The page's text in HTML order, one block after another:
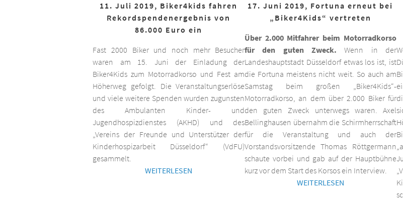
11. Juli 2019, Biker4kids fahren
Rekordspendenergebnis von
86.000 Euro ein
Fast 2000 Biker und noch mehr Besucher
waren am 15. Juni der Einladung der
Biker4Kids zum Motorradkorso und Fest am
Höherweg gefolgt. Die Veranstaltungserlöse
und viele weitere Spenden wurden zugunsten
des Ambulanten Kinder- und
Jugendhospizdienstes (AKHD) und des
„Vereins der Freunde und Unterstützer der
Kinderhospizarbeit Düsseldorf“ (VdFU)
gesammelt.
WEITERLESEN
17. Juni 2019, Fortuna erneut bei
„Biker4Kids“ vertreten
Über 2.000 Mitfahrer beim Motorradkorso
für den guten Zweck. Wenn in der
Landeshauptstadt Düsseldorf etwas los ist, ist
die Fortuna meistens nicht weit. So auch am
Samstag beim großen „Biker4Kids“-
Motorradkorso, an dem über 2.000 Biker für
den guten Zweck unterwegs waren. Axel
Bellinghausen übernahm die Schirmherrschaft
für die Veranstaltung und auch der
Vorstandsvorsitzende Thomas Röttgermann
schaute vorbei und gab auf der Hauptbühne
kurz vor dem Start des Korsos ein Interview.
WEITERLESEN